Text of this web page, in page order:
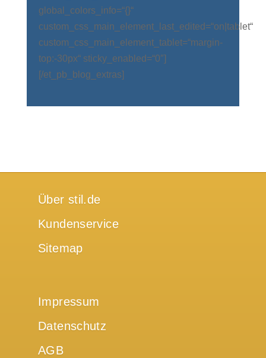
global_colors_info=“{}“
custom_css_main_element_last_edited=“on|tablet“
custom_css_main_element_tablet=“margin-
top:-30px“ sticky_enabled=“0″]
[/et_pb_blog_extras]
Über stil.de
Kundenservice
Sitemap
Impressum
Datenschutz
AGB